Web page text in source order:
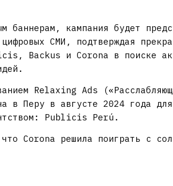
баннерам, кампания будет
СМИ, подтверждая
Backus и Corona в поиске
Relaxing Ads
в Перу в августе 2024 года
Publicis Perú.
Corona решила поиграть с